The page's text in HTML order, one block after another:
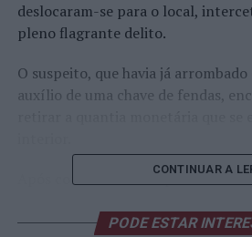
deslocaram-se para o local,
pleno flagrante delito.
O suspeito, que havia já
auxílio de uma chave de fendas,
Após contactada a empresa lesada
pronto à Subunidade Policial, a fim
CONTINUAR A
PODE ESTAR